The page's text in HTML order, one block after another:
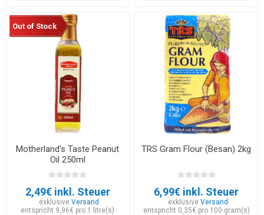
Out of Stock
Motherland's Taste Peanut
Oil 250ml
2,49€ inkl. Steuer
exklusiveVersand
entspricht 9,96€ pro 1 litre(s)
TRS Gram Flour (Besan) 2kg
6,99€ inkl. Steuer
exklusive Versand
entspricht 0,35€ pro 100 gram(s)